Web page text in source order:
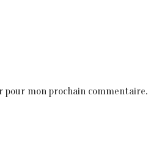
mon prochain commentaire.